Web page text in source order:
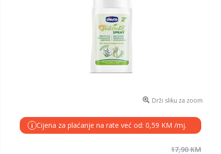
Drži sliku za zoom
i Cijena za plaćanje na rate već od: 0,59 KM /mj.
17,90 KM